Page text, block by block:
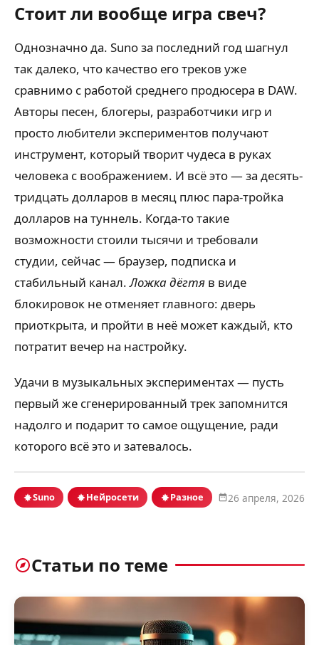
Стоит ли вообще игра свеч?
Однозначно да. Suno за последний год шагнул
так далеко, что качество его треков уже
сравнимо с работой среднего продюсера в DAW.
Авторы песен, блогеры, разработчики игр и
просто любители экспериментов получают
инструмент, который творит чудеса в руках
человека с воображением. И всё это — за десять-
тридцать долларов в месяц плюс пара-тройка
долларов на туннель. Когда-то такие
возможности стоили тысячи и требовали
студии, сейчас — браузер, подписка и
стабильный канал.Ложка дёгтя в виде
блокировок не отменяет главного: дверь
приоткрыта, и пройти в неё может каждый, кто
потратит вечер на настройку.
Удачи в музыкальных экспериментах — пусть
первый же сгенерированный трек запомнится
надолго и подарит то самое ощущение, ради
которого всё это и затевалось.
Suno Нейросети Разное 26 апреля, 2026
Статьи по теме